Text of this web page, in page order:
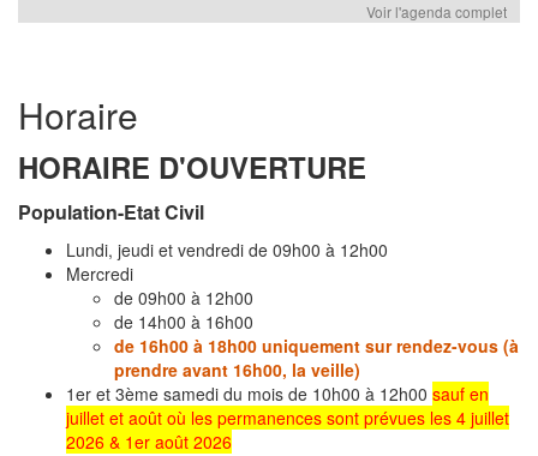
Voir l'agenda complet
Horaire
HORAIRE D'OUVERTURE
Population-Etat Civil
Lundi, jeudi et vendredi de 09h00 à 12h00
Mercredi
de 09h00 à 12h00
de 14h00 à 16h00
de 16h00 à 18h00 uniquement sur rendez-vous (à
prendre avant 16h00, la veille)
1er et 3ème samedi du mois de 10h00 à 12h00 sauf en
juillet et août où les permanences sont prévues les 4 juillet
2026 & 1er août 2026